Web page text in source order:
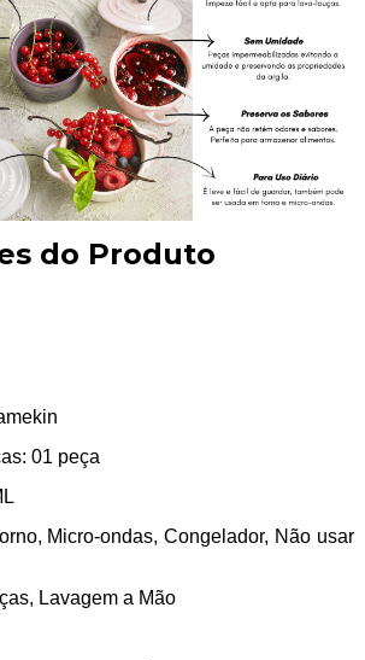
do Produto
Creuset
01 peça
Micro-ondas, Congelador, Não usar
Lavagem a Mão